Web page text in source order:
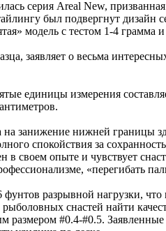
серия Areal New,
был подвергнут
модель с тестом 1-4
заявляет о весьма
единицы измерения
занижение нижней границы
спокойствия за
в своем опыте и чувствует
«перегибать
фунтов разрывной нагрузки,
снастей найти
#0.4-#0.5. Заявленные